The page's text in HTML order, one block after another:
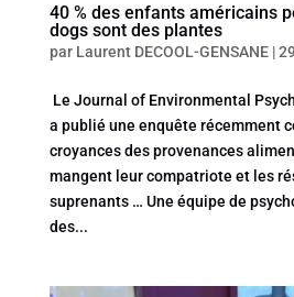
40 % des enfants américains
dogs sont des plantes
par Laurent DECOOL-GENSANE|
Le Journal of Environmental
a publié une enquête récemment
croyances des provenances
mangent leur compatriote et les
suprenants … Une équipe de
des...